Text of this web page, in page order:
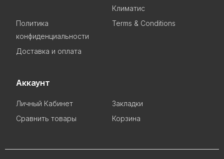
Климатис
Политика
конфиденциальности
Terms & Conditions
Доставка и оплата
Аккаунт
Личный Кабинет
Закладки
Сравнить товары
Корзина